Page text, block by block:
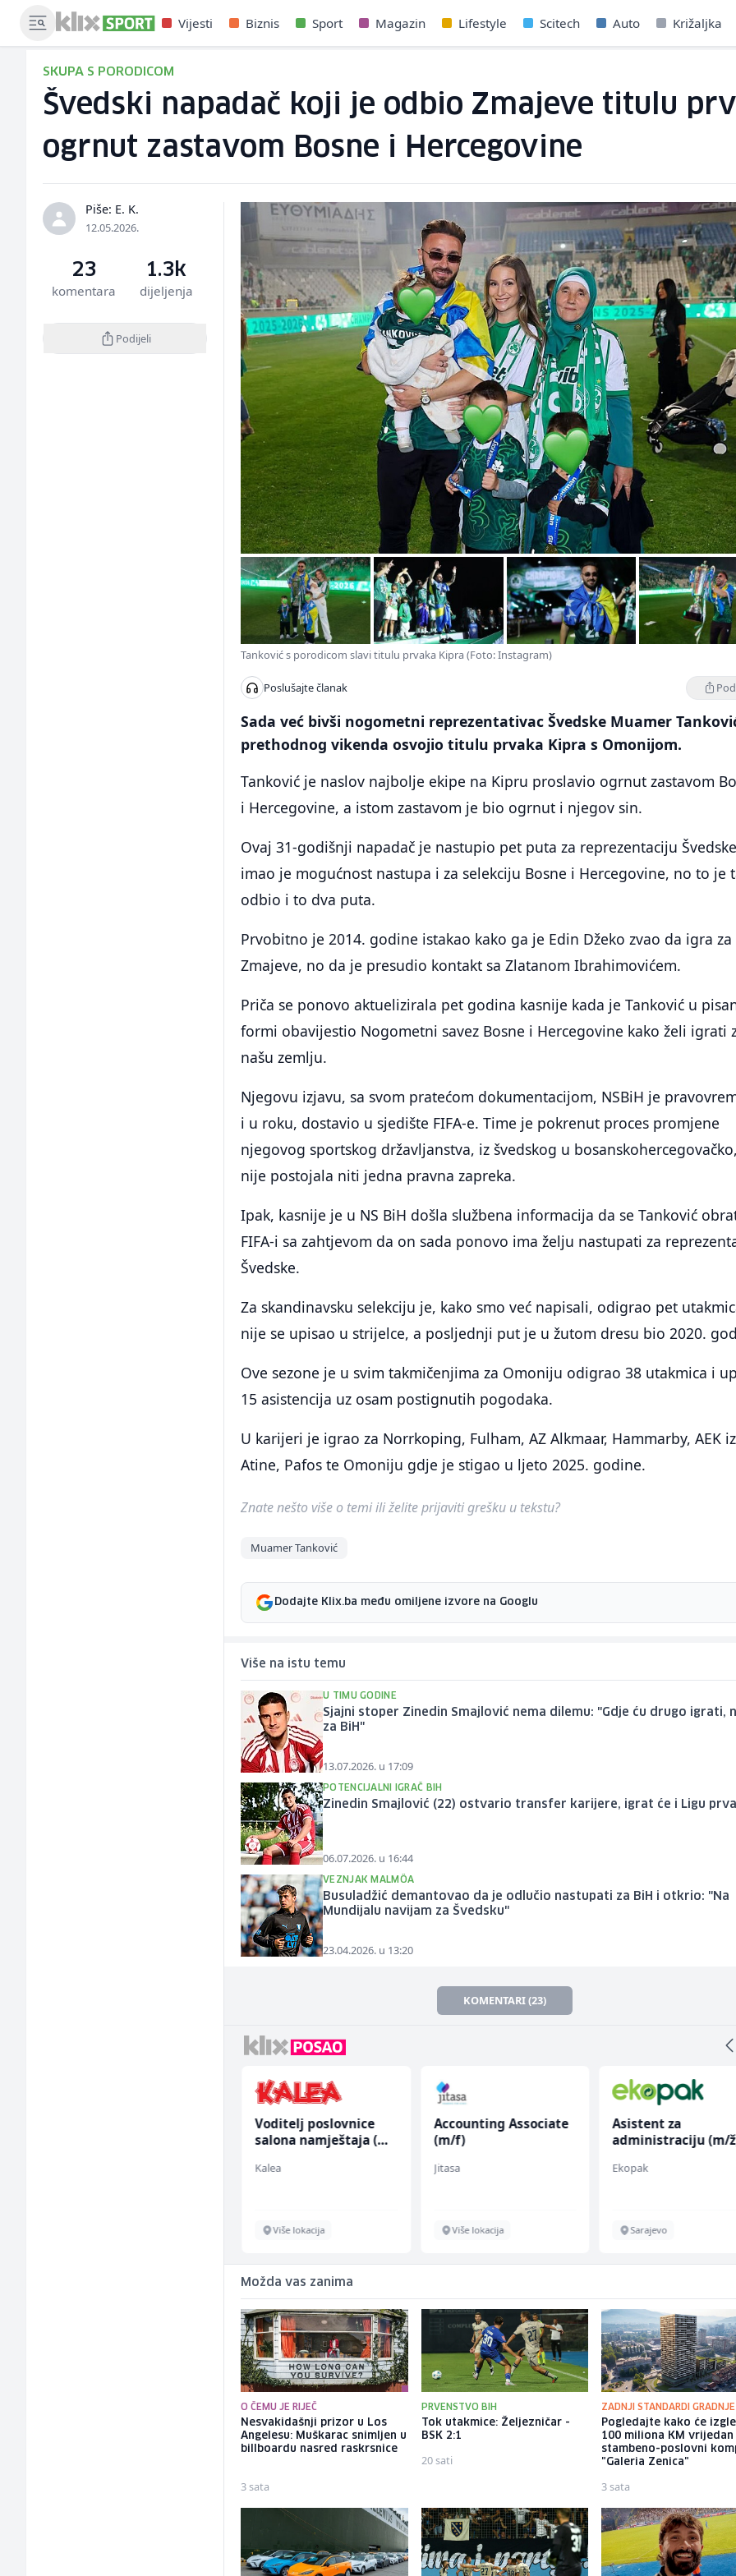
Vijesti Biznis Sport Magazin Lifestyle Scitech Auto Križaljka
SKUPA S PORODICOM
Švedski napadač koji je odbio Zmajeve titulu
ogrnut zastavom Bosne i Hercegovine
Piše: E. K.
12.05.2026.
23
komentara
1.3k
dijeljenja
Podijeli
Tanković s porodicom slavi titulu prvaka Kipra (Foto: Instagram)
Poslušajte članak
Sada već bivši nogometni reprezentativac Švedske Muamer
prethodnog vikenda osvojio titulu prvaka Kipra s Omonijom.
Tanković je naslov najbolje ekipe na Kipru proslavio ogrnut zastavom
i Hercegovine, a istom zastavom je bio ogrnut i njegov sin.
Ovaj 31-godišnji napadač je nastupio pet puta za reprezentaciju
imao je mogućnost nastupa i za selekciju Bosne i Hercegovine, no to je
odbio i to dva puta.
Prvobitno je 2014. godine istakao kako ga je Edin Džeko zvao da igra za
Zmajeve, no da je presudio kontakt sa Zlatanom Ibrahimovićem.
Priča se ponovo aktuelizirala pet godina kasnije kada je Tanković u
formi obavijestio Nogometni savez Bosne i Hercegovine kako želi igrati
našu zemlju.
Njegovu izjavu, sa svom pratećom dokumentacijom, NSBiH je
i u roku, dostavio u sjedište FIFA-e. Time je pokrenut proces promjene
njegovog sportskog državljanstva, iz švedskog u
nije postojala niti jedna pravna zapreka.
Ipak, kasnije je u NS BiH došla službena informacija da se Tanković
FIFA-i sa zahtjevom da on sada ponovo ima želju nastupati za
Švedske.
Za skandinavsku selekciju je, kako smo već napisali, odigrao pet
nije se upisao u strijelce, a posljednji put je u žutom dresu bio 2020.
Ove sezone je u svim takmičenjima za Omoniju odigrao 38 utakmica i
15 asistencija uz osam postignutih pogodaka.
U karijeri je igrao za Norrkoping, Fulham, AZ Alkmaar, Hammarby, AEK iz
Atine, Pafos te Omoniju gdje je stigao u ljeto 2025. godine.
Znate nešto više o temi ili želite prijaviti grešku u tekstu?
Muamer Tanković
Dodajte Klix.ba među omiljene izvore na Googlu
Više na istu temu
U TIMU GODINE
Sjajni stoper Zinedin Smajlović nema dilemu: "Gdje ću drugo igrati,
za BiH"
13.07.2026. u 17:09
POTENCIJALNI IGRAČ BIH
Zinedin Smajlović (22) ostvario transfer karijere, igrat će i Ligu
06.07.2026. u 16:44
VEZNJAK MALMÖA
Busuladžić demantovao da je odlučio nastupati za BiH i otkrio: "Na
Mundijalu navijam za Švedsku"
23.04.2026. u 13:20
KOMENTARI (23)
Voditelj poslovnice
salona namještaja (m/
Kalea
Više lokacija
Accounting Associate
(m/f)
Jitasa
Više lokacija
Asistent za
administraciju (m/
Ekopak
Sarajevo
Možda vas zanima
O ČEMU JE RIJEČ
Nesvakidašnji prizor u Los
Angelesu: Muškarac snimljen u
billboardu nasred raskrsnice
3 sata
PRVENSTVO BIH
Tok utakmice: Željezničar -
BSK 2:1
20 sati
ZADNJI STANDARDI GRADNJE
Pogledajte kako će
100 miliona KM vrijedan
stambeno-poslovni
"Galeria Zenica"
3 sata